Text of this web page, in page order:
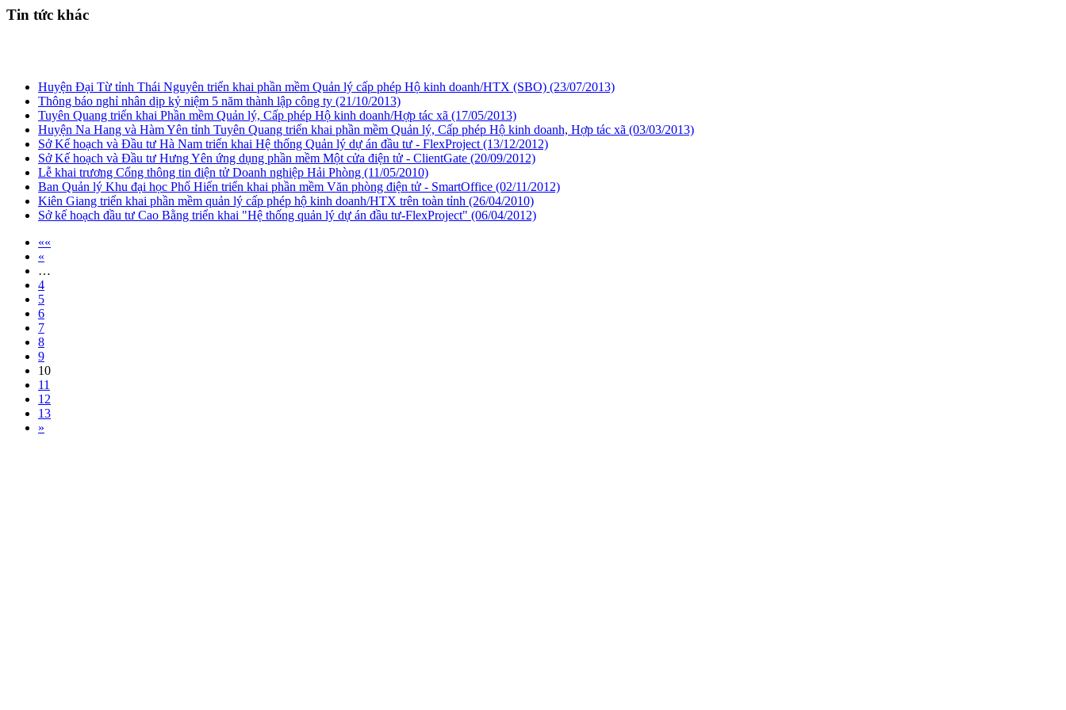
Tin tức khác
Huyện Đại Từ tỉnh Thái Nguyên triển khai phần mềm Quản lý cấp phép Hộ kinh doanh/HTX (SBO) (23/07/2013)
Thông báo nghỉ nhân dịp kỷ niệm 5 năm thành lập công ty (21/10/2013)
Tuyên Quang triển khai Phần mềm Quản lý, Cấp phép Hộ kinh doanh/Hợp tác xã (17/05/2013)
Huyện Na Hang và Hàm Yên tỉnh Tuyên Quang triển khai phần mềm Quản lý, Cấp phép Hộ kinh doanh, Hợp tác xã (03/03/2013)
Sở Kế hoạch và Đầu tư Hà Nam triển khai Hệ thống Quản lý dự án đầu tư - FlexProject (13/12/2012)
Sở Kế hoạch và Đầu tư Hưng Yên ứng dụng phần mềm Một cửa điện tử - ClientGate (20/09/2012)
Lễ khai trương Cổng thông tin điện tử Doanh nghiệp Hải Phòng (11/05/2010)
Ban Quản lý Khu đại học Phố Hiến triển khai phần mềm Văn phòng điện tử - SmartOffice (02/11/2012)
Kiên Giang triển khai phần mềm quản lý cấp phép hộ kinh doanh/HTX trên toàn tỉnh (26/04/2010)
Sở kế hoạch đầu tư Cao Bằng triển khai "Hệ thống quản lý dự án đầu tư-FlexProject" (06/04/2012)
««
«
…
4
5
6
7
8
9
10
11
12
13
»